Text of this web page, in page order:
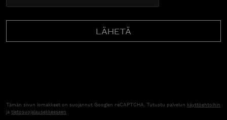
Tämän sivun lomakkeet on suojannut Googlen reCAPTCHA. Tutustu palvelun käyttöehtoihin
jatietosuojalausekkeeseen